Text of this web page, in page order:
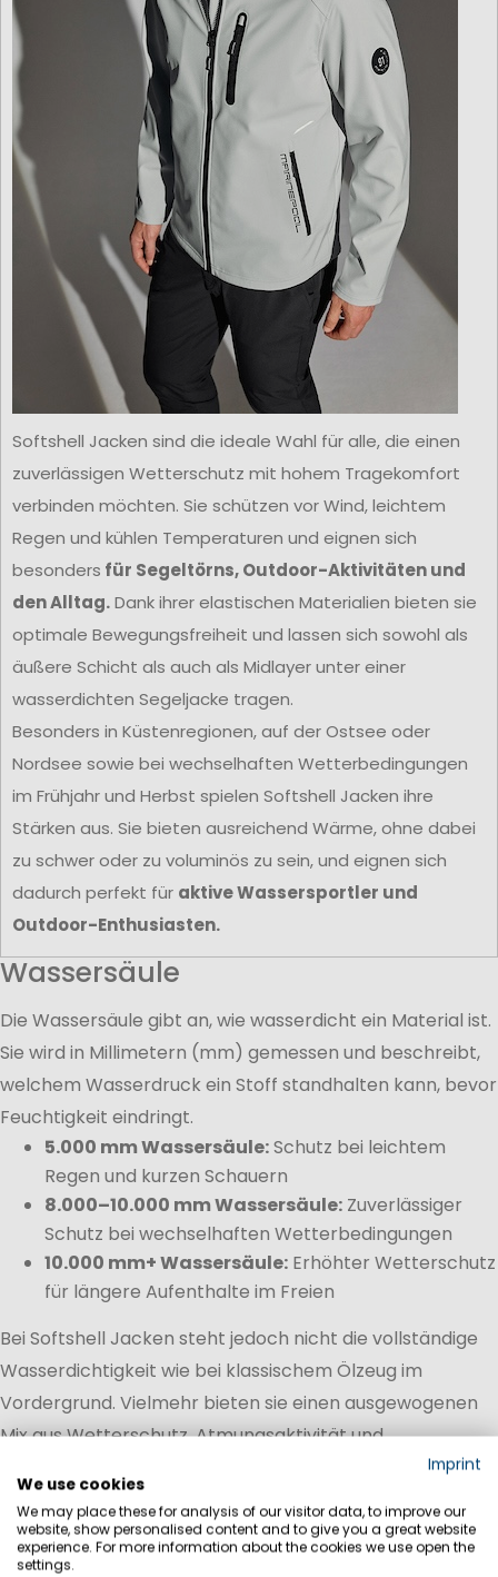
Softshell Jacken sind die ideale Wahl für alle, die einen
zuverlässigen Wetterschutz mit hohem Tragekomfort
verbinden möchten. Sie schützen vor Wind, leichtem
Regen und kühlen Temperaturen und eignen sich
besonders für Segeltörns, Outdoor-Aktivitäten und
den Alltag.Dank ihrer elastischen Materialien bieten sie
optimale Bewegungsfreiheit und lassen sich sowohl als
äußere Schicht als auch als Midlayer unter einer
wasserdichten Segeljacke tragen.
Besonders in Küstenregionen, auf der Ostsee oder
Nordsee sowie bei wechselhaften Wetterbedingungen
im Frühjahr und Herbst spielen Softshell Jacken ihre
Stärken aus. Sie bieten ausreichend Wärme, ohne dabei
zu schwer oder zu voluminös zu sein, und eignen sich
dadurch perfekt für aktive Wassersportler und
Outdoor-Enthusiasten.
Wassersäule
Die Wassersäule gibt an, wie wasserdicht ein Material ist.
Sie wird in Millimetern (mm) gemessen und beschreibt,
welchem Wasserdruck ein Stoff standhalten kann, bevor
Feuchtigkeit eindringt.
5.000 mm Wassersäule:Schutz bei leichtem
Regen und kurzen Schauern
8.000–10.000 mm Wassersäule: Zuverlässiger
Schutz bei wechselhaften Wetterbedingungen
10.000 mm+ Wassersäule: Erhöhter Wetterschutz
für längere Aufenthalte im Freien
Bei Softshell Jacken steht jedoch nicht die vollständige
Wasserdichtigkeit wie bei klassischem Ölzeug im
Vordergrund. Vielmehr bieten sie einen ausgewogenen
Mix aus Wetterschutz, Atmungsaktivität und
Tragekomfort. Dadurch eignen sie sich ideal für die
Übergangszeit sowie für Aktivitäten, bei denen
Bewegungsfreiheit und Komfort wichtiger sind als
maximaler Regenschutz.
Imprint
We use cookies
We may place these for analysis of our visitor data, to improve our
website, show personalised content and to give you a great website
experience. For more information about the cookies we use open the
settings.